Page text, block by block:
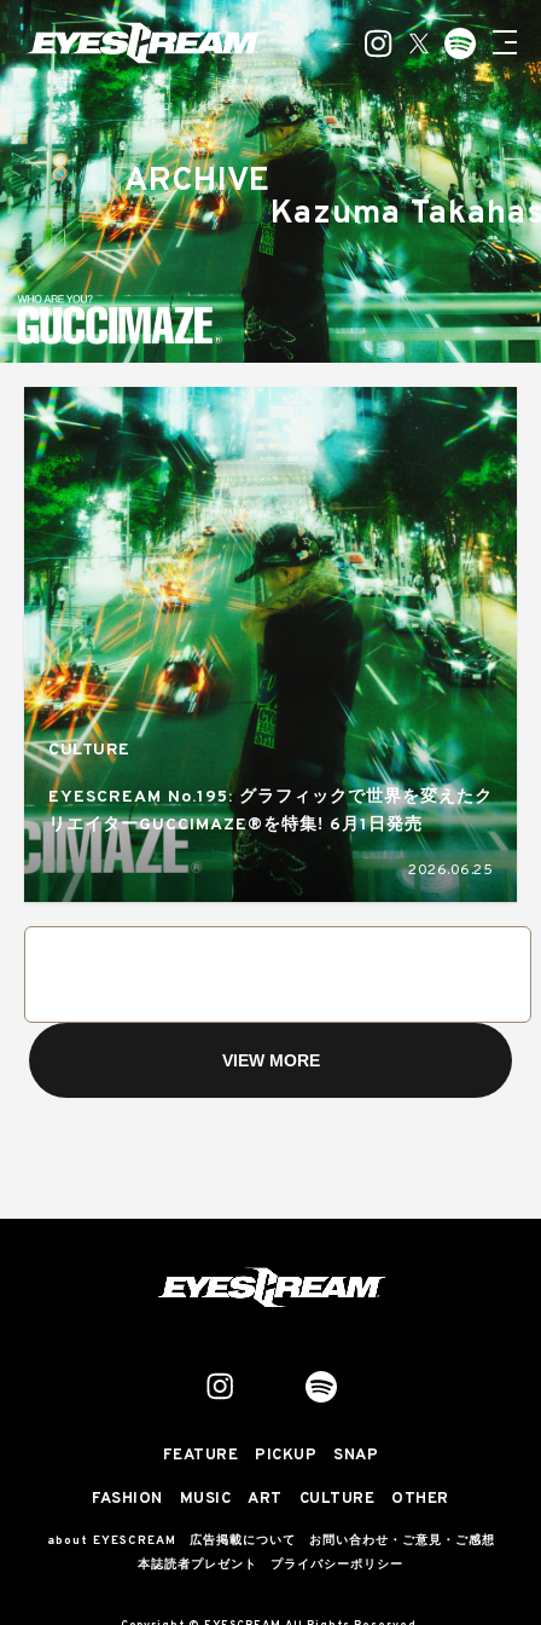
ARCHIVE
Kazuma
CULTURE
EYESCREAM No.195: グラフィックで世界を変えたク
リエイターGUCCIMAZE®を特集! 6月1日発売
2026.06.25
VIEW MORE
FEATURE PICKUP SNAP
FASHION MUSIC ART CULTURE OTHER
about EYESCREAM 広告掲載について
お問い合わせ・ご意見・ご感想
本誌読者プレゼント
プライバシーポリシー